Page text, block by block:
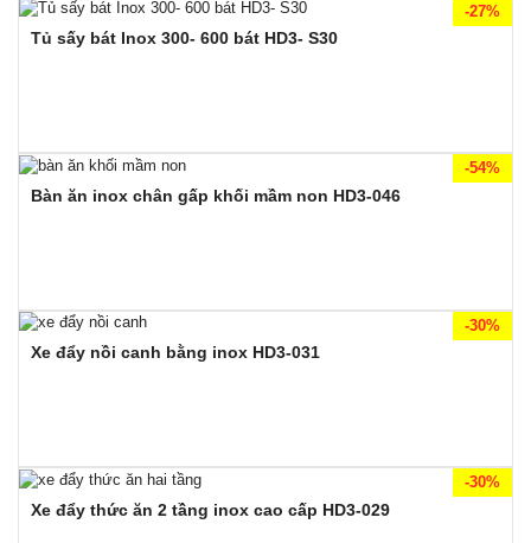
-27%
Tủ sấy bát Inox 300- 600 bát HD3- S30
-54%
Bàn ăn inox chân gấp khối mầm non HD3-046
-30%
Xe đẩy nồi canh bằng inox HD3-031
-30%
Xe đẩy thức ăn 2 tầng inox cao cấp HD3-029